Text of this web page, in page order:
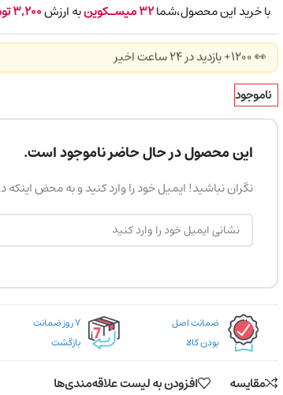
با خرید این محصول،شما32میسـکوینبه ارزش3,200
👀 1200+ بازدید در ۲۴ ساعت اخیر
ناموجود
این محصول در حال حاضر ناموجود است.
نگران نباشید! ایمیل خود را وارد کنید و به محض
ضمانت اصل
بودن کالا
۷ روز ضمانت
بازگشت
مقایسه افزودن به لیست علاقه‌مندی‌ها